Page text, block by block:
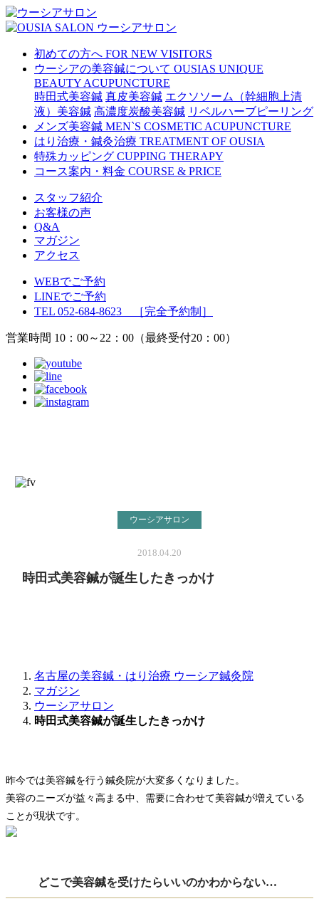
初めての方へ FOR NEW VISITORS
ウーシアの美容鍼について OUSIAS UNIQUE
BEAUTY ACUPUNCTURE
時田式美容鍼 真皮美容鍼 エクソソーム（幹細胞上清
液）美容鍼 高濃度炭酸美容鍼 リベルハーブピーリング
メンズ美容鍼 MEN`S COSMETIC ACUPUNCTURE
はり治療・鍼灸治療 TREATMENT OF OUSIA
特殊カッピング CUPPING THERAPY
コース案内・料金 COURSE & PRICE
スタッフ紹介
お客様の声
Q&A
マガジン
アクセス
WEBでご予約
LINEでご予約
TEL 052-684-8623 ［完全予約制］
営業時間 10：00～22：00（最終受付20：00）
ウーシアサロン
2018.04.20
時田式美容鍼が誕生したきっかけ
名古屋の美容鍼・はり治療 ウーシア鍼灸院
マガジン
ウーシアサロン
時田式美容鍼が誕生したきっかけ
昨今では美容鍼を行う鍼灸院が大変多くなりました。
美容のニーズが益々高まる中、需要に合わせて美容鍼が増えている
ことが現状です。
どこで美容鍼を受けたらいいのかわからない…